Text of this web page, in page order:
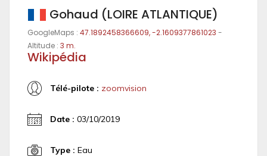
Gohaud (LOIRE ATLANTIQUE)
GoogleMaps : 47.1892458366609, -2.1609377861023 -
Altitude : 3 m.
Wikipédia
Télé-pilote : zoomvision
Date : 03/10/2019
Type : Eau